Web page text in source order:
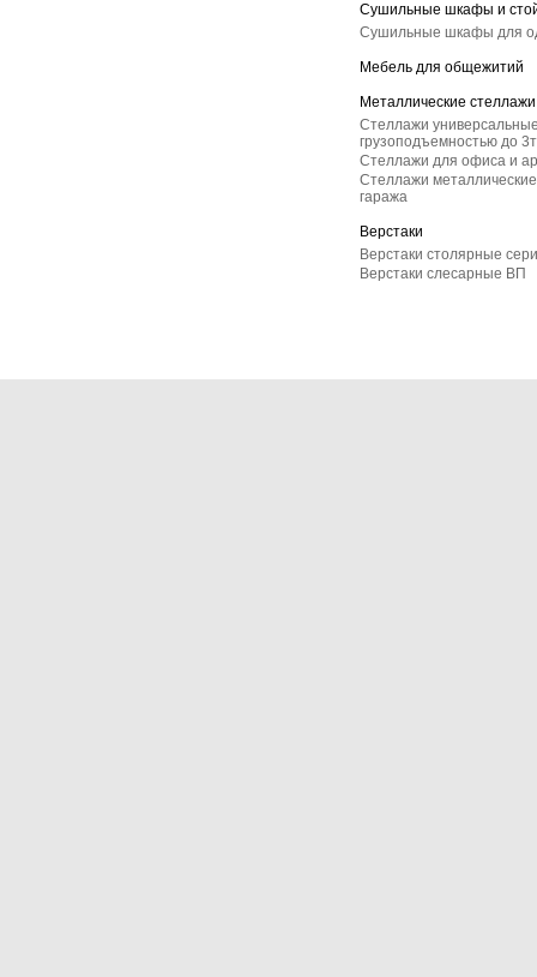
Сушильные шкафы и
Сушильные шкафы для
Мебель для общежитий
Металлические стеллажи
Стеллажи
грузоподъемностью до
Стеллажи для офиса и
Стеллажи
гаража
Верстаки
Верстаки столярные
Верстаки слесарные ВП